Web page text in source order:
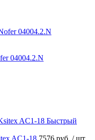
04004.2.N
Быстрый
AC1-18 7576 руб. / шт